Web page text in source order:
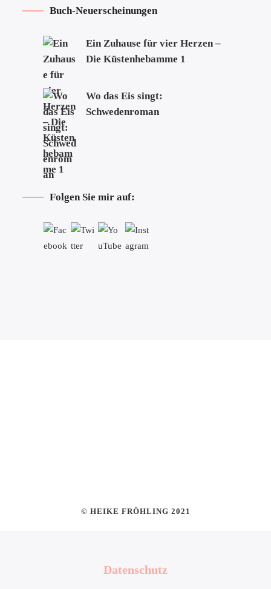
Buch-Neuerscheinungen
Ein Zuhause für vier Herzen –
Die Küstenhebamme 1
Wo das Eis singt:
Schwedenroman
Folgen Sie mir auf:
© HEIKE FRÖHLING 2021
Datenschutz